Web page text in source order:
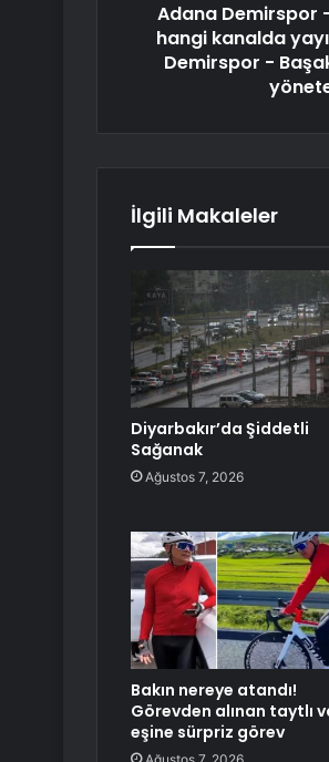
Adana Demirspor
hangi kanalda
Demirspor -
İlgili Makaleler
Diyarbakır’da Şiddetli
Sağanak
Ağustos 7, 2026
Bakın nereye atandı!
Görevden alınan taytlı
eşine sürpriz görev